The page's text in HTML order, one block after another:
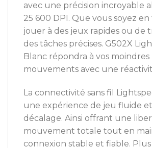
avec une précision incroyable
25 600 DPI. Que vous soyez
jouer à des jeux rapides ou de
des tâches précises. G502X
Blanc répondra à vos moindres
mouvements avec une
La connectivité sans fil
une expérience de jeu fluide et
décalage. Ainsi offrant une
mouvement totale tout en
connexion stable et fiable.